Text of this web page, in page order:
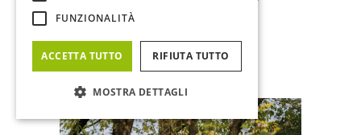
diverse tipologie d’utilizzo....
11 Marzo, 2022
FUNZIONALITÀ
ACCETTA TUTTO RIFIUTA TUTTO
MOSTRA DETTAGLI